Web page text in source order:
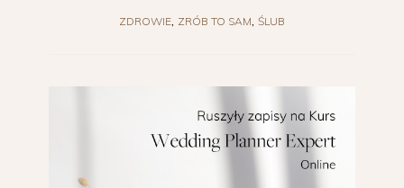
ZDROWIE ZRÓB TO SAM ŚLUB